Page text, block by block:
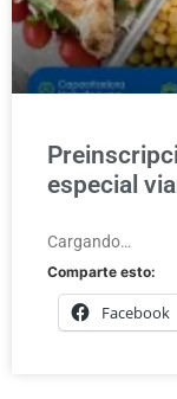
especial
Cargando…
Comparte esto:
Facebook